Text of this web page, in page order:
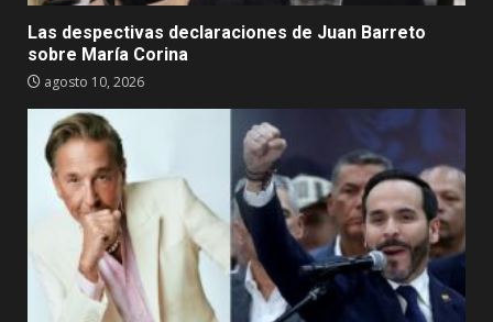
Las despectivas declaraciones de Juan Barreto
sobre María Corina
agosto 10, 2026